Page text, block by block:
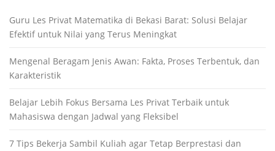
Guru Les Privat Matematika di Bekasi Barat: Solusi Belajar
Efektif untuk Nilai yang Terus Meningkat
Mengenal Beragam Jenis Awan: Fakta, Proses Terbentuk, dan
Karakteristik
Belajar Lebih Fokus Bersama Les Privat Terbaik untuk
Mahasiswa dengan Jadwal yang Fleksibel
7 Tips Bekerja Sambil Kuliah agar Tetap Berprestasi dan